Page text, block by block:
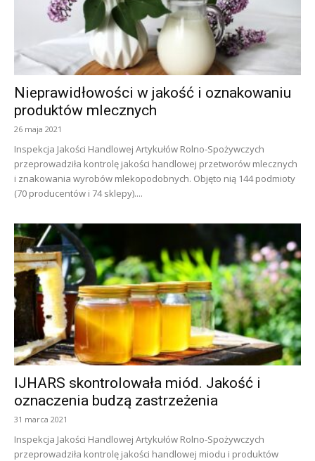
Nieprawidłowości w jakość i oznakowaniu
produktów mlecznych
26 maja 2021
Inspekcja Jakości Handlowej Artykułów Rolno-Spożywczych
przeprowadziła kontrolę jakości handlowej przetworów mlecznych
i znakowania wyrobów mlekopodobnych. Objęto nią 144 podmioty
(70 producentów i 74 sklepy)....
IJHARS skontrolowała miód. Jakość i
oznaczenia budzą zastrzeżenia
31 marca 2021
Inspekcja Jakości Handlowej Artykułów Rolno-Spożywczych
przeprowadziła kontrolę jakości handlowej miodu i produktów